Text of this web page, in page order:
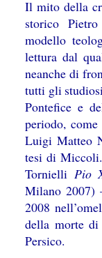
Il mito della
storico
modello
lettura dal
neanche di
tutti gli
Pontefice e
periodo,
Luigi Matteo
tesi di
Tornielli Pio
Milano 2007)
2008
della morte
Persico.